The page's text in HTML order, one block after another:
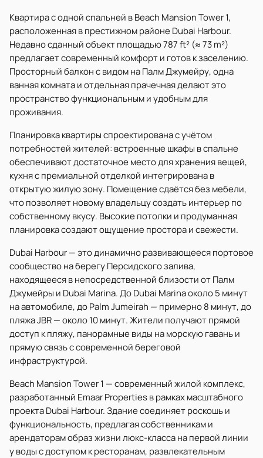
Квартира с одной спальней в Beach Mansion Tower 1,
расположенная в престижном районе Dubai Harbour.
Недавно сданный объект площадью 787 ft² (≈ 73 m²)
предлагает современный комфорт и готов к заселению.
Просторный балкон с видом на Палм Джумейру, одна
ванная комната и отдельная прачечная делают это
пространство функциональным и удобным для
проживания.
Планировка квартиры спроектирована с учётом
потребностей жителей: встроенные шкафы в спальне
обеспечивают достаточное место для хранения вещей,
кухня с премиальной отделкой интегрирована в
открытую жилую зону. Помещение сдаётся без мебели,
что позволяет новому владельцу создать интерьер по
собственному вкусу. Высокие потолки и продуманная
планировка создают ощущение простора и свежести.
Dubai Harbour — это динамично развивающееся портовое
сообщество на берегу Персидского залива,
находящееся в непосредственной близости от Палм
Джумейры и Dubai Marina. До Dubai Marina около 5 минут
на автомобиле, до Palm Jumeirah — примерно 8 минут, до
пляжа JBR — около 10 минут. Жители получают прямой
доступ к пляжу, панорамные виды на морскую гавань и
прямую связь с современной береговой
инфраструктурой.
Beach Mansion Tower 1 — современный жилой комплекс,
разработанный Emaar Properties в рамках масштабного
проекта Dubai Harbour. Здание соединяет роскошь и
функциональность, предлагая собственникам и
арендаторам образ жизни люкс-класса на первой линии
у воды с доступом к ресторанам, развлекательным